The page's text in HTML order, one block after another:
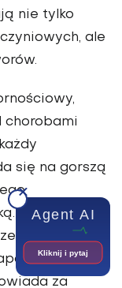
nie tylko
ale
chorobami
się na gorszą
Koncentruje
a to
za
Agent AI
Kliknij i pytaj